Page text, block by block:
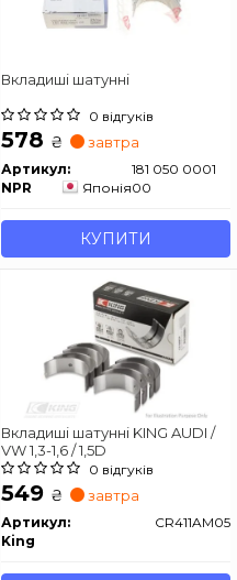
Вкладиші шатунні
0 відгуків
578 ₴ завтра
Артикул:
181 050 0001
00
NPR Японія
КУПИТИ
Вкладиші шатунні KING AUDI /
VW 1,3-1,6 / 1,5D
0 відгуків
549 ₴ завтра
Артикул:
CR411AM05
King